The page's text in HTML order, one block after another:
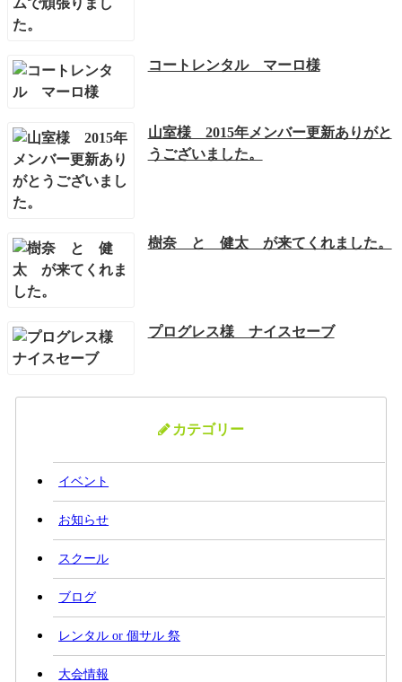
コートレンタル マーロ様
山室様 2015年メンバー更新ありがと
うございました。
樹奈 と 健太 が来てくれました。
プログレス様 ナイスセーブ
カテゴリー
イベント
お知らせ
スクール
ブログ
レンタル or 個サル 祭
大会情報